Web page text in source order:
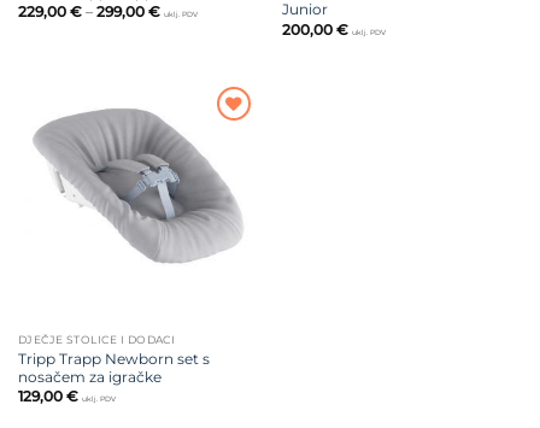
229,00 € – 299,00 €Raspon
uklj. PDV
Junior
200,00 € uklj. PDV
na listu
želja
DJEČJE STOLICE I DODACI
Tripp Trapp Newborn set s
nosačem za igračke
129,00 € uklj. PDV